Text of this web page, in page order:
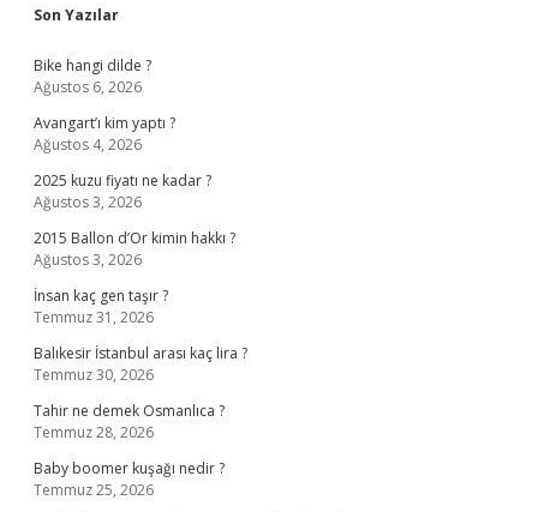
Sidebar
Son Yazılar
Bike hangi dilde ?
Ağustos 6, 2026
Avangart’ı kim yaptı ?
Ağustos 4, 2026
2025 kuzu fiyatı ne kadar ?
Ağustos 3, 2026
2015 Ballon d’Or kimin hakkı ?
Ağustos 3, 2026
İnsan kaç gen taşır ?
Temmuz 31, 2026
Balıkesir İstanbul arası kaç lira ?
Temmuz 30, 2026
Tahir ne demek Osmanlıca ?
Temmuz 28, 2026
Baby boomer kuşağı nedir ?
Temmuz 25, 2026